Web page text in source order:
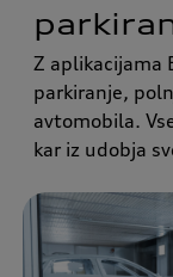
Z aplikacijama
parkiranje,
avtomobila.
kar iz udobja